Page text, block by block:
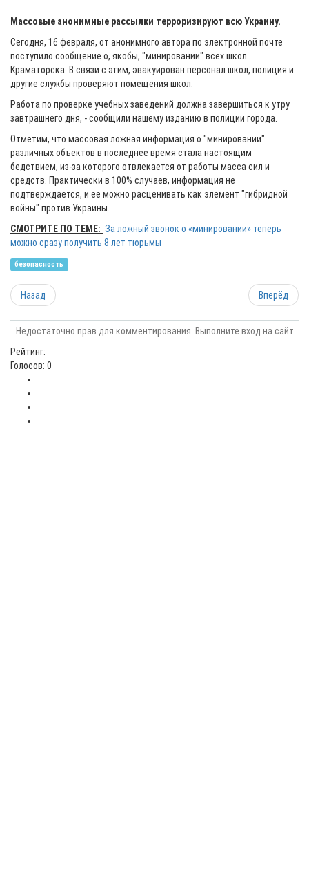
Массовые анонимные рассылки терроризируют всю Украину.
Сегодня, 16 февраля, от анонимного автора по электронной почте
поступило сообщение о, якобы, "минировании" всех школ
Краматорска. В связи с этим, эвакуирован персонал школ, полиция и
другие службы проверяют помещения школ.
Работа по проверке учебных заведений должна завершиться к утру
завтрашнего дня, - сообщили нашему изданию в полиции города.
Отметим, что массовая ложная информация о "минировании"
различных объектов в последнее время стала настоящим
бедствием, из-за которого отвлекается от работы масса сил и
средств. Практически в 100% случаев, информация не
подтверждается, и ее можно расценивать как элемент "гибридной
войны" против Украины.
СМОТРИТЕ ПО ТЕМЕ: За ложный звонок о «минировании» теперь
можно сразу получить 8 лет тюрьмы
безопасность
Назад Вперёд
Недостаточно прав для комментирования. Выполните вход на сайт
Рейтинг:
Голосов: 0